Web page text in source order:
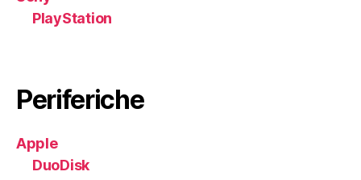
PlayStation
Periferiche
Apple
DuoDisk